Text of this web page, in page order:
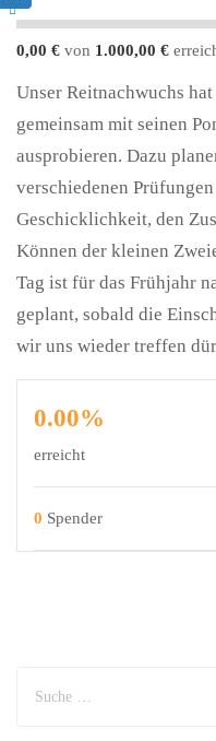
0,00 € von 1.000,00 €
Unser Reitnachwuchs
gemeinsam mit seinen
ausprobieren. Dazu
verschiedenen
Geschicklichkeit, den
Können der kleinen
Tag ist für das Frühjahr
geplant, sobald die
wir uns wieder treffen
0.00%
erreicht
0 Spender